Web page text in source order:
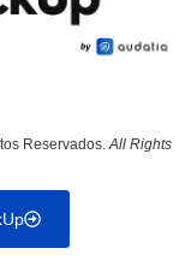
Reservados.All Rights